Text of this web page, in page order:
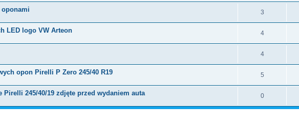
oponami 3
LED logo VW Arteon 4
4
opon Pirelli P Zero 245/40 R19 5
245/40/19 zdjęte przed wydaniem auta 0